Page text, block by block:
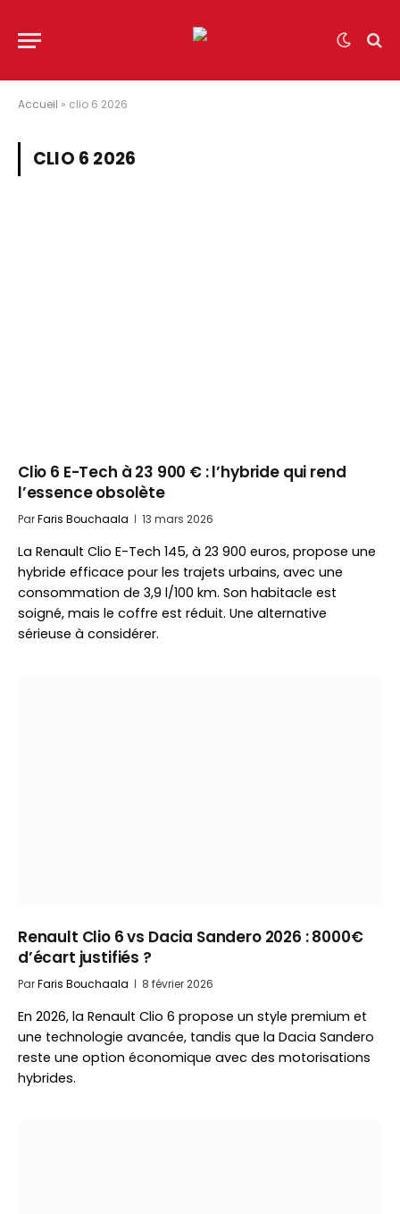
Accueil » clio 6 2026
CLIO 6 2026
Clio 6 E-Tech à 23 900 € : l’hybride qui rend
l’essence obsolète
ParFaris Bouchaala 13 mars 2026
La Renault Clio E-Tech 145, à 23 900 euros, propose une
hybride efficace pour les trajets urbains, avec une
consommation de 3,9 l/100 km. Son habitacle est
soigné, mais le coffre est réduit. Une alternative
sérieuse à considérer.
Renault Clio 6 vs Dacia Sandero 2026 : 8000€
d’écart justifiés ?
ParFaris Bouchaala 8 février 2026
En 2026, la Renault Clio 6 propose un style premium et
une technologie avancée, tandis que la Dacia Sandero
reste une option économique avec des motorisations
hybrides.